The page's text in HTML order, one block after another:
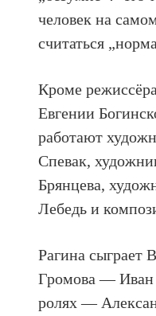
человек на
считаться
Кроме
Евгении
работают
Спевак,
Брянцева,
Лебедь и
Рагина сыграет
Громова — Иван
ролях —